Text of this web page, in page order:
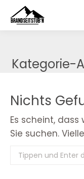
Kategorie-
Nichts
Es scheint,
Sie suchen.
Search: